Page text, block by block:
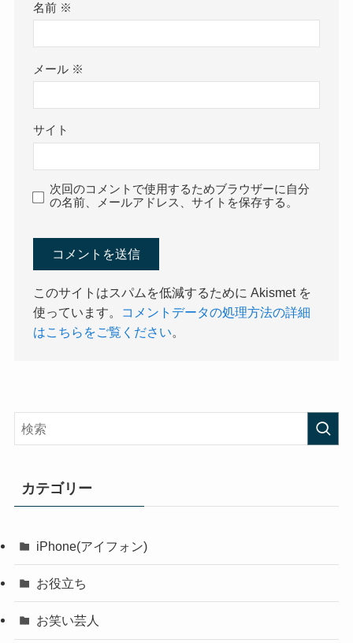
名前 ※
メール ※
サイト
次回のコメントで使用するためブラウザーに自分
の名前、メールアドレス、サイトを保存する。
このサイトはスパムを低減するために Akismet を
使っています。
コメントデータの処理方法の詳細
はこちらをご覧ください。
カテゴリー
iPhone(アイフォン)
お役立ち
お笑い芸人